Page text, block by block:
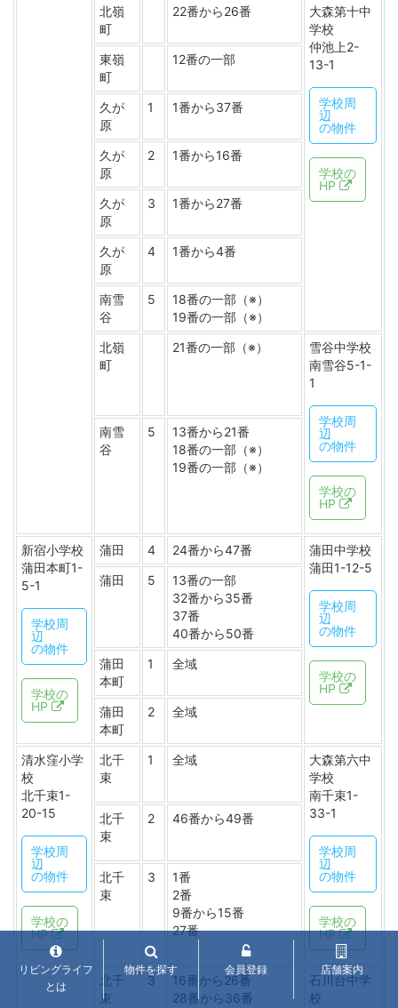
北嶺
町
22番から26番
大森第十中
学校
仲池上2-
13-1
学校周
辺
の物件
学校の
HP
東嶺
町
12番の一部
久が
原
1 1番から37番
久が
原
2 1番から16番
久が
原
3 1番から27番
久が
原
4 1番から4番
南雪
谷
5
18番の一部（※）
19番の一部（※）
北嶺
町
21番の一部（※）
雪谷中学校
南雪谷5-1-
1
学校周
辺
の物件
学校の
HP
南雪
谷
5
13番から21番
18番の一部（※）
19番の一部（※）
新宿小学校
蒲田本町1-
5-1
学校周
辺
の物件
学校の
HP
蒲田 4 24番から47番
蒲田中学校
蒲田1-12-5
学校周
辺
の物件
学校の
HP
蒲田 5
13番の一部
32番から35番
37番
40番から50番
蒲田
本町
1 全域
蒲田
本町
2 全域
清水窪小学
校
北千束1-
20-15
学校周
辺
の物件
学校の
HP
北千
束
1 全域
大森第六中
学校
南千束1-
33-1
学校周
辺
の物件
学校の
HP
北千
束
2 46番から49番
北千
束
3
1番
2番
9番から15番
27番
北千
束
3
16番から26番
28番から36番
石川台中学
校
リビングライフ
とは
物件を探す 会員登録 店舗案内